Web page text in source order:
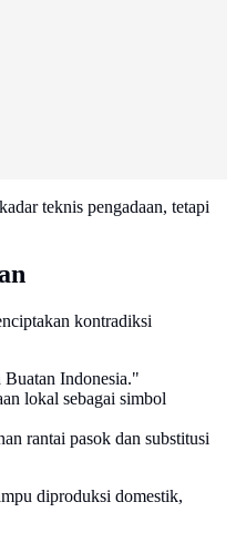
teknis pengadaan, tetapi
kontradiksi
Indonesia."
lokal sebagai simbol
rantai pasok dan substitusi
diproduksi domestik,